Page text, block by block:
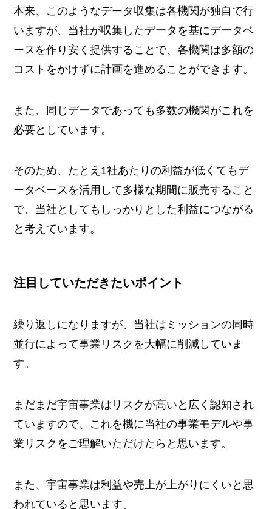
本来、このようなデータ収集は各機関が独自で行
いますが、当社が収集したデータを基にデータベ
ースを作り安く提供することで、各機関は多額の
コストをかけずに計画を進めることができます。
また、同じデータであっても多数の機関がこれを
必要としています。
そのため、たとえ1社あたりの利益が低くてもデ
ータベースを活用して多様な期間に販売すること
で、当社としてもしっかりとした利益につながる
と考えています。
注目していただきたいポイント
繰り返しになりますが、当社はミッションの同時
並行によって事業リスクを大幅に削減していま
す。
まだまだ宇宙事業はリスクが高いと広く認知され
ていますので、これを機に当社の事業モデルや事
業リスクをご理解いただけたらと思います。
また、宇宙事業は利益や売上が上がりにくいと思
われていると思います。